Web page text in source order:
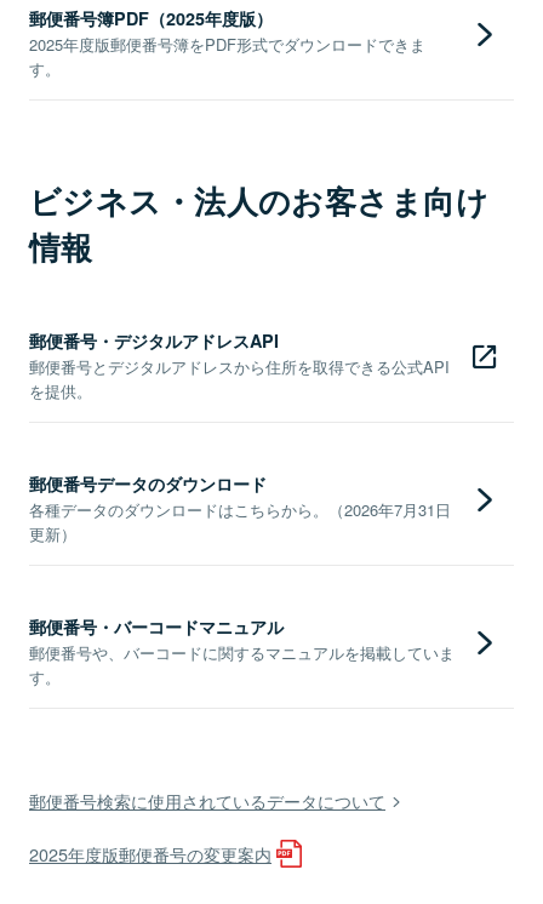
郵便番号簿PDF（2025年度版）
2025年度版郵便番号簿をPDF形式でダウンロードできま
す。
ビジネス・法人のお客さま向け
情報
郵便番号・デジタルアドレスAPI
郵便番号とデジタルアドレスから住所を取得できる公式API
を提供。
郵便番号データのダウンロード
各種データのダウンロードはこちらから。（2026年7月31日
更新）
郵便番号・バーコードマニュアル
郵便番号や、バーコードに関するマニュアルを掲載していま
す。
郵便番号検索に使用されているデータについて
2025年度版郵便番号の変更案内